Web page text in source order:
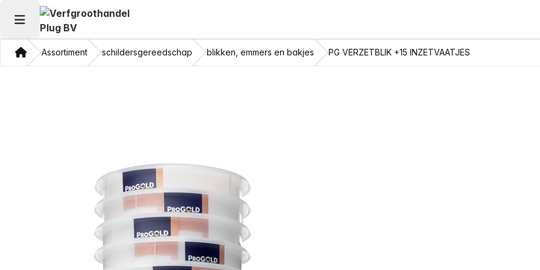
Hoofdmenu openen
ThuisAssortiment schildersgereedschap blikken, emmers en bakjes PG VERZETBLIK +15 INZETVAATJES